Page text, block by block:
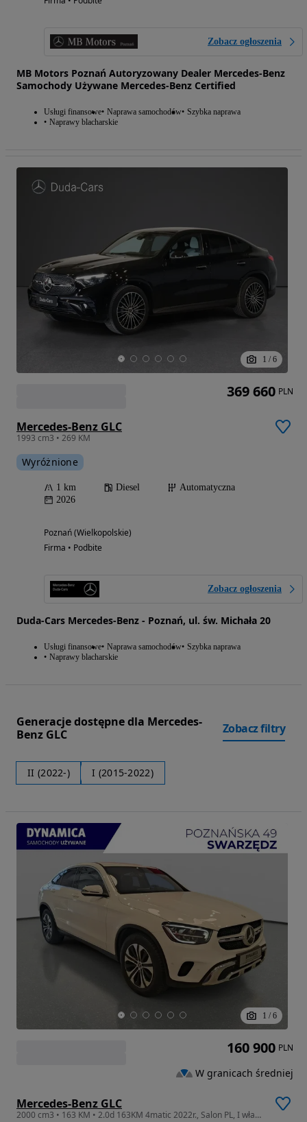
Zobacz ogłoszenia
MB Motors Poznań Autoryzowany Dealer Mercedes-Benz
Samochody Używane Mercedes-Benz Certified
Usługi finansowe Naprawa samochodów Szybka naprawa
Naprawy blacharskie
1 / 6
Mercedes-Benz GLC
1993 cm3 • 269 KM
Wyróżnione
1 km Diesel
Automatyczna
2026
Poznań (Wielkopolskie)
Firma • Podbite
Zobacz ogłoszenia
Duda-Cars Mercedes-Benz - Poznań, ul. św. Michała 20
Usługi finansowe Naprawa samochodów Szybka naprawa
Naprawy blacharskie
369 660 PLN
Generacje dostępne dla Mercedes-
Benz GLC
Zobacz filtry
II (2022-) I (2015-2022)
1 / 6
Mercedes-Benz GLC
2000 cm3 • 163 KM • 2.0d 163KM 4matic 2022r., Salon PL, I właściciel, VAT 23%
160 900 PLN
W granicach średniej